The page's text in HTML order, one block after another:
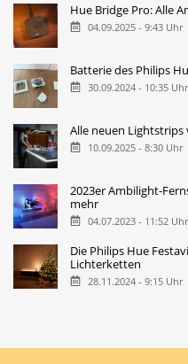
Hue Bridge Pro: Alle
04.09.2025 - 9:43 Uhr
Batterie des Philips
30.09.2024 - 10:35 Uhr
Alle neuen Lightstrips
10.09.2025 - 8:30 Uhr
2023er Ambilight-
mehr
04.07.2023 - 11:52 Uhr
Die Philips Hue
Lichterketten
28.11.2024 - 9:15 Uhr